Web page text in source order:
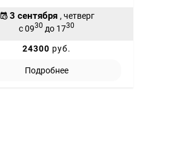
3 сентября , четверг
с 0930 до 1730
24300 руб.
Подробнее